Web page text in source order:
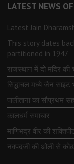
LATEST NEWS
Latest Jain
This story dates
partitioned in 1947
राजस्थान में दो मंदिर की
सिद्धाचल मध्ये जैन साइट
पालीताना का सौप्रथम
कालधर्म समाचार
माणिभद्र वीर की
नवपदजी की ओली से कोढ